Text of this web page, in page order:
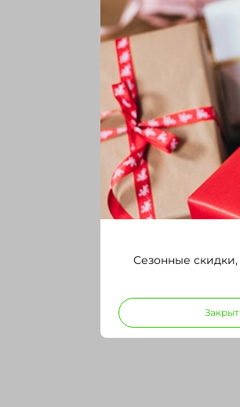
Сезонные